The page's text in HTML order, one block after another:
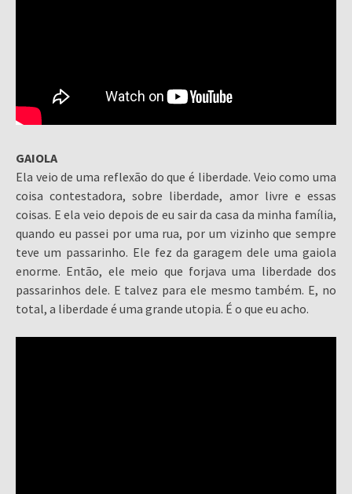
GAIOLA
Ela veio de uma reflexão do que é liberdade. Veio como uma
coisa contestadora, sobre liberdade, amor livre e essas
coisas. E ela veio depois de eu sair da casa da minha família,
quando eu passei por uma rua, por um vizinho que sempre
teve um passarinho. Ele fez da garagem dele uma gaiola
enorme. Então, ele meio que forjava uma liberdade dos
passarinhos dele. E talvez para ele mesmo também. E, no
total, a liberdade é uma grande utopia. É o que eu acho.